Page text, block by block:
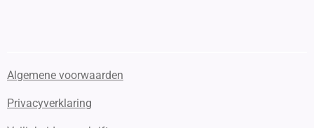
Algemene voorwaarden
Privacyverklaring